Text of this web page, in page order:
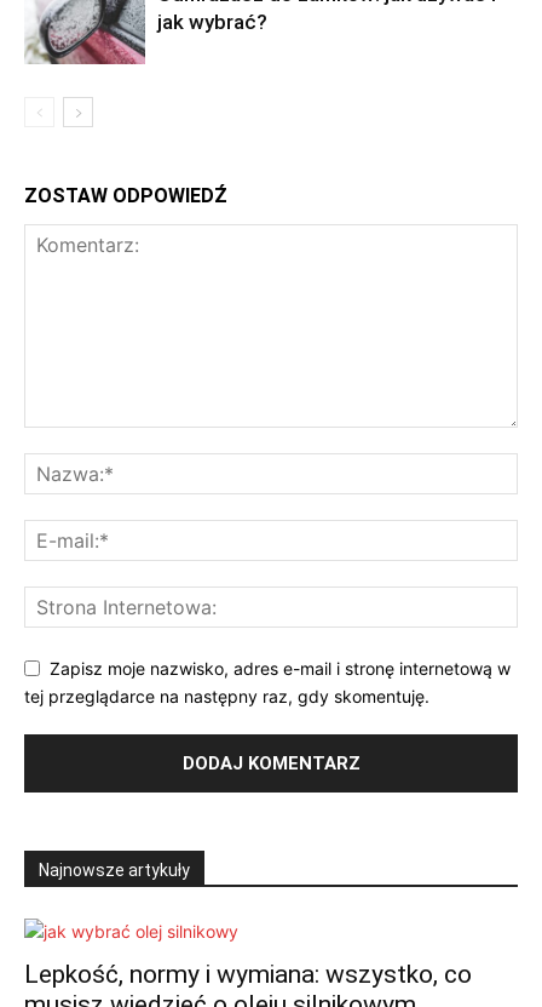
jak wybrać?
ZOSTAW ODPOWIEDŹ
Zapisz moje nazwisko, adres e-mail i stronę internetową w
tej przeglądarce na następny raz, gdy skomentuję.
Najnowsze artykuły
Lepkość, normy i wymiana: wszystko, co